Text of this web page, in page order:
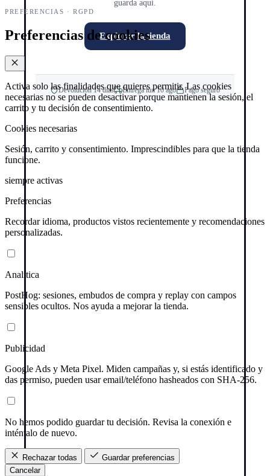
guarda aquí.
Explorar la tienda
Devolución 14 días Entrega lun 10 ago Pago seguro
PREFERENCIAS · RGPD
Preferencias de cookies
Activa solo las finalidades que quieres permitir. Las cookies
necesarias no se pueden desactivar porque mantienen la sesión, el
carrito y tu decisión de consentimiento.
Cookies necesarias
Sesión, carrito y consentimiento. Imprescindibles para que la tienda
funcione.
siempre activas
Preferencias
Recordar idioma, productos vistos recientemente y recomendaciones
personalizadas.
Analítica
PostHog: sesiones, embudos de compra y replay con campos
sensibles ocultos. Nos ayuda a mejorar la tienda.
Publicidad
Google Ads y Meta Pixel. Miden campañas y, si estás identificado y
das permiso, pueden usar email/teléfono hasheados con SHA-256.
No hemos podido guardar tu decisión. Revisa la conexión e
inténtalo de nuevo.
Rechazar todas
Guardar preferencias
Cancelar